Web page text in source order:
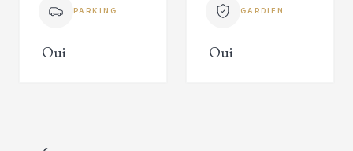
PARKING
Oui
GARDIEN
Oui